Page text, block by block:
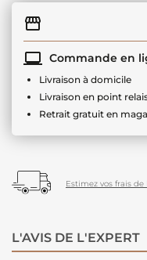
Commande en
Livraison à domicile
Livraison en point
Retrait gratuit en
Estimez vos frais de
L'AVIS DE L'EXPERT